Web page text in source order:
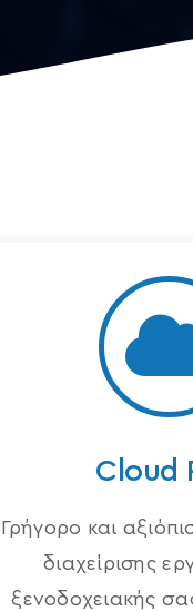
Cloud
Γρήγορο και
διαχείρισης
ξενοδοχειακής